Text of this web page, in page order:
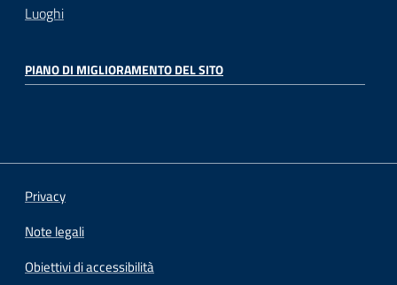
Luoghi
PIANO DI MIGLIORAMENTO DEL SITO
Privacy
Note legali
Obiettivi di accessibilità